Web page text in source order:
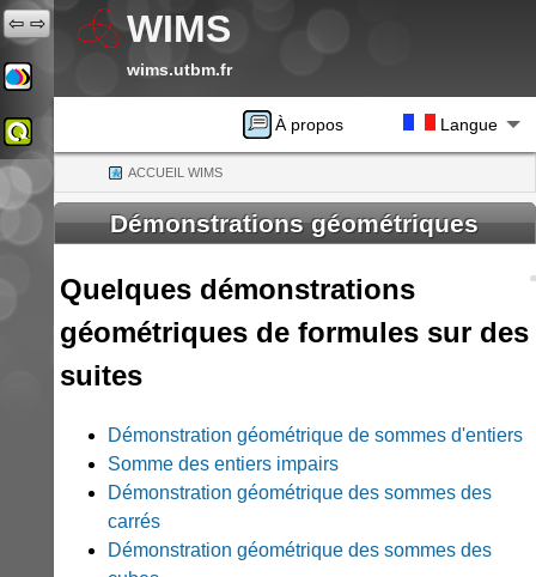
WIMS
wims.utbm.fr
À propos Langue
ACCUEIL WIMS
Démonstrations géométriques
Quelques démonstrations
géométriques de formules sur des
suites
Démonstration géométrique de sommes d'entiers
Somme des entiers impairs
Démonstration géométrique des sommes des
carrés
Démonstration géométrique des sommes des
⇦ ⇨